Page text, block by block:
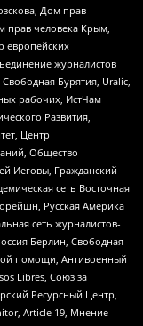
Дом прав
прав человека Крым,
европейских
журналистов
Бурятия, Uralic,
рабочих, ИстЧам
Развития,
Центр
Общество
Иеговы, Гражданский
сеть Восточная
Русская Америка
сеть журналистов-
Берлин, Свободная
помощи, Антивоенный
Libres, Союз за
Ресурсный Центр,
Article 19, Мнение